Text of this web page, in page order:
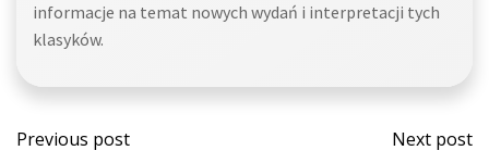
informacje na temat nowych wydań i interpretacji tych
klasyków.
Post
Previous post
Post
Next post